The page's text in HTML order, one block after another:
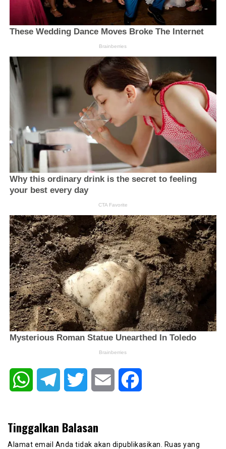
WhatsAppTelegram Twitter Email
Tinggalkan Balasan
Alamat email Anda tidak akan dipublikasikan.
Ruas yang